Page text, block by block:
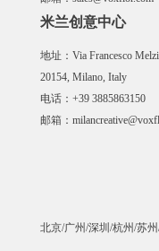
米兰创意中心
地址：Via Francesco
20154, Milano, Italy
电话：+39 3885863150
邮箱：
北京/广州/深圳/杭州/苏